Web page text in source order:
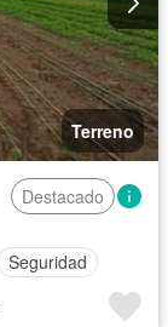
Terreno
Destacado
Seguridad